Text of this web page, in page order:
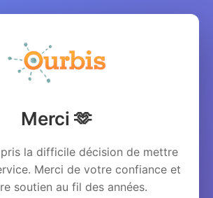
Merci 🫶
la difficile décision de mettre
Merci de votre confiance et
soutien au fil des années.